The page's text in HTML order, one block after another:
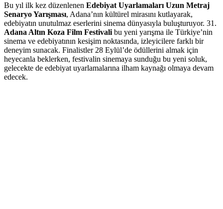
Bu yıl ilk kez düzenlenen Edebiyat Uyarlamaları Uzun Metraj
Senaryo Yarışması, Adana’nın kültürel mirasını kutlayarak,
edebiyatın unutulmaz eserlerini sinema dünyasıyla buluşturuyor. 31.
Adana Altın Koza Film Festivali bu yeni yarışma ile Türkiye’nin
sinema ve edebiyatının kesişim noktasında, izleyicilere farklı bir
deneyim sunacak. Finalistler 28 Eylül’de ödüllerini almak için
heyecanla beklerken, festivalin sinemaya sunduğu bu yeni soluk,
gelecekte de edebiyat uyarlamalarına ilham kaynağı olmaya devam
edecek.